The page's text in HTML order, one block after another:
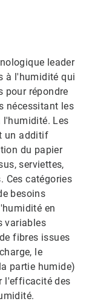
leader
à l'humidité qui
pour répondre
nécessitant les
l'humidité. Les
un additif
du papier
serviettes,
Ces catégories
besoins
en
variables
fibres issues
le
partie humide)
l'efficacité des